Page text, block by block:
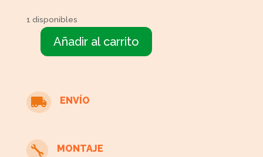
1 disponibles
Mesita
cristal
cantidad
Añadir al carrito
 ENVÍO
 MONTAJE